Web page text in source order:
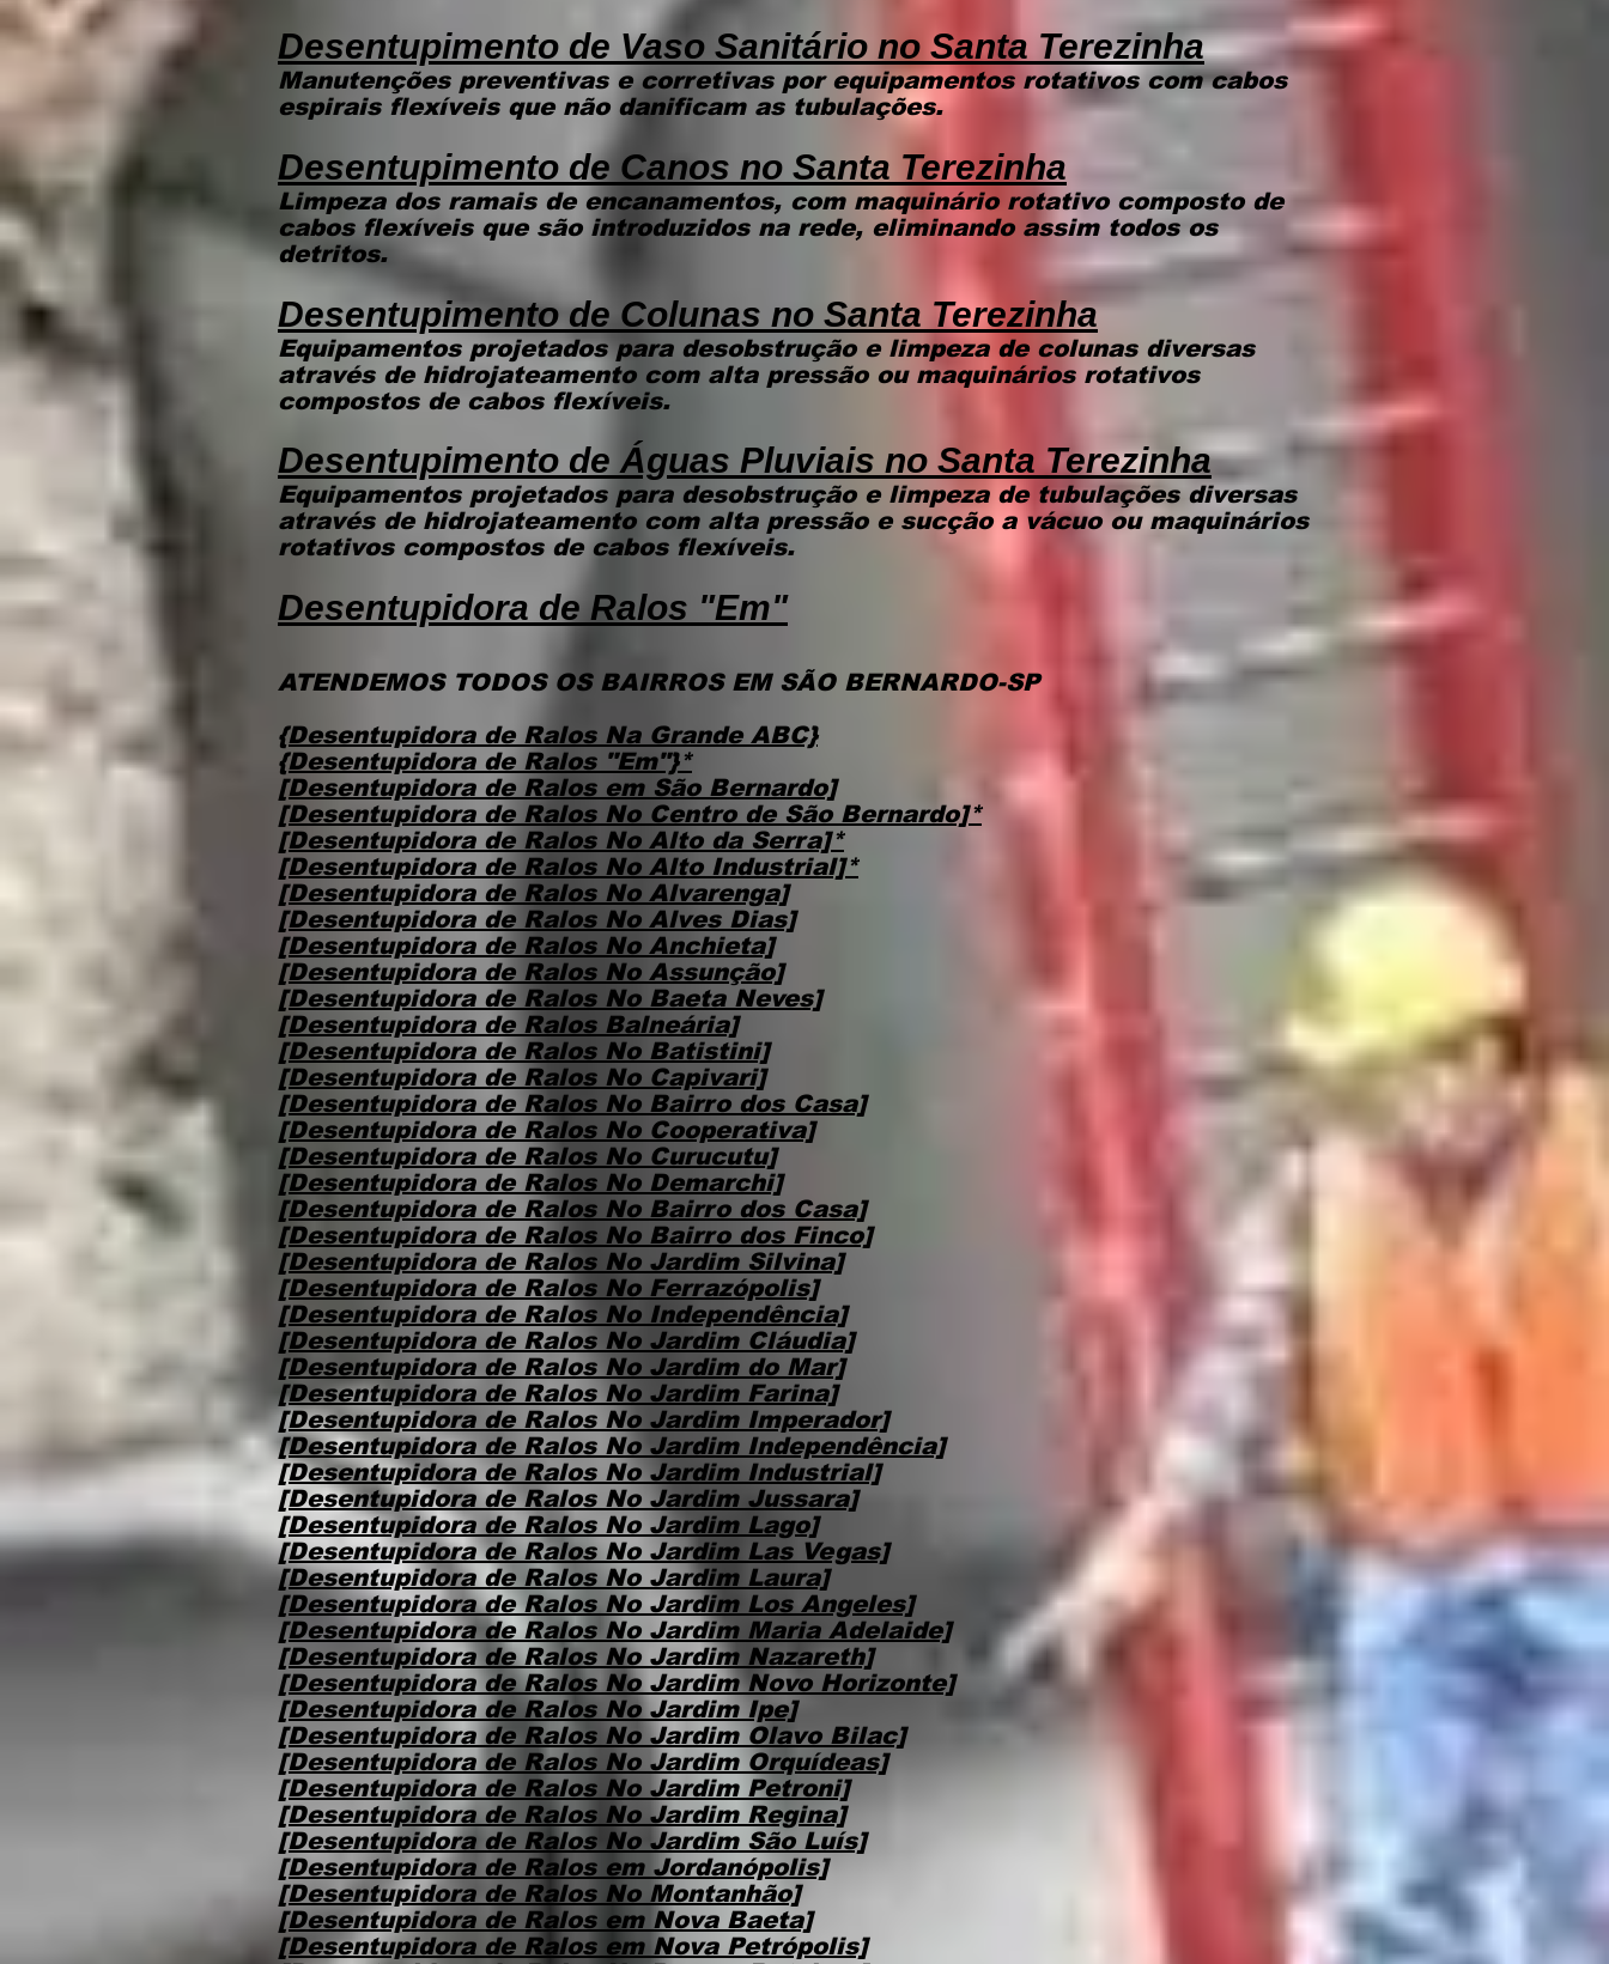
Desentupimento de Vaso Sanitário no Santa Terezinha
Manutenções preventivas e corretivas por equipamentos rotativos com cabos
espirais flexíveis que não danificam as tubulações.
Desentupimento de Canos no Santa Terezinha
Limpeza dos ramais de encanamentos, com maquinário rotativo composto de
cabos flexíveis que são introduzidos na rede, eliminando assim todos os
detritos.
Desentupimento de Colunas no Santa Terezinha
Equipamentos projetados para desobstrução e limpeza de colunas diversas
através de hidrojateamento com alta pressão ou maquinários rotativos
compostos de cabos flexíveis.
Desentupimento de Águas Pluviais no Santa Terezinha
Equipamentos projetados para desobstrução e limpeza de tubulações diversas
através de hidrojateamento com alta pressão e sucção a vácuo ou maquinários
rotativos compostos de cabos flexíveis.
Desentupidora de Ralos "Em"
ATENDEMOS TODOS OS BAIRROS EM SÃO BERNARDO-SP
{Desentupidora de Ralos Na Grande ABC}
{Desentupidora de Ralos "Em"}*
[Desentupidora de Ralos em São Bernardo]
[Desentupidora de Ralos No Centro de São Bernardo]*
[Desentupidora de Ralos No Alto da Serra]*
[Desentupidora de Ralos No Alto Industrial]*
[Desentupidora de Ralos No Alvarenga]
[Desentupidora de Ralos No Alves Dias]
[Desentupidora de Ralos No Anchieta]
[Desentupidora de Ralos No Assunção]
[Desentupidora de Ralos No Baeta Neves]
[Desentupidora de Ralos Balneária]
[Desentupidora de Ralos No Batistini]
[Desentupidora de Ralos No Capivari]
[Desentupidora de Ralos No Bairro dos Casa]
[Desentupidora de Ralos No Cooperativa]
[Desentupidora de Ralos No Curucutu]
[Desentupidora de Ralos No Demarchi]
[Desentupidora de Ralos No Bairro dos Casa]
[Desentupidora de Ralos No Bairro dos Finco]
[Desentupidora de Ralos No Jardim Silvina]
[Desentupidora de Ralos No Ferrazópolis]
[Desentupidora de Ralos No Independência]
[Desentupidora de Ralos No Jardim Cláudia]
[Desentupidora de Ralos No Jardim do Mar]
[Desentupidora de Ralos No Jardim Farina]
[Desentupidora de Ralos No Jardim Imperador]
[Desentupidora de Ralos No Jardim Independência]
[Desentupidora de Ralos No Jardim Industrial]
[Desentupidora de Ralos No Jardim Jussara]
[Desentupidora de Ralos No Jardim Lago]
[Desentupidora de Ralos No Jardim Las Vegas]
[Desentupidora de Ralos No Jardim Laura]
[Desentupidora de Ralos No Jardim Los Angeles]
[Desentupidora de Ralos No Jardim Maria Adelaide]
[Desentupidora de Ralos No Jardim Nazareth]
[Desentupidora de Ralos No Jardim Novo Horizonte]
[Desentupidora de Ralos No Jardim Ipe]
[Desentupidora de Ralos No Jardim Olavo Bilac]
[Desentupidora de Ralos No Jardim Orquídeas]
[Desentupidora de Ralos No Jardim Petroni]
[Desentupidora de Ralos No Jardim Regina]
[Desentupidora de Ralos No Jardim São Luís]
[Desentupidora de Ralos em Jordanópolis]
[Desentupidora de Ralos No Montanhão]
[Desentupidora de Ralos em Nova Baeta]
[Desentupidora de Ralos em Nova Petrópolis]